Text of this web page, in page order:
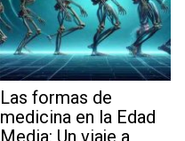
Las formas de
medicina en la Edad
Media: Un viaje a